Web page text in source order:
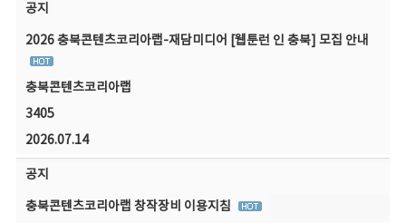
공지
2026 충북콘텐츠코리아랩-재담미디어 [웹툰런 인 충북] 모집 안내
충북콘텐츠코리아랩
3405
2026.07.14
공지
충북콘텐츠코리아랩 창작장비 이용지침